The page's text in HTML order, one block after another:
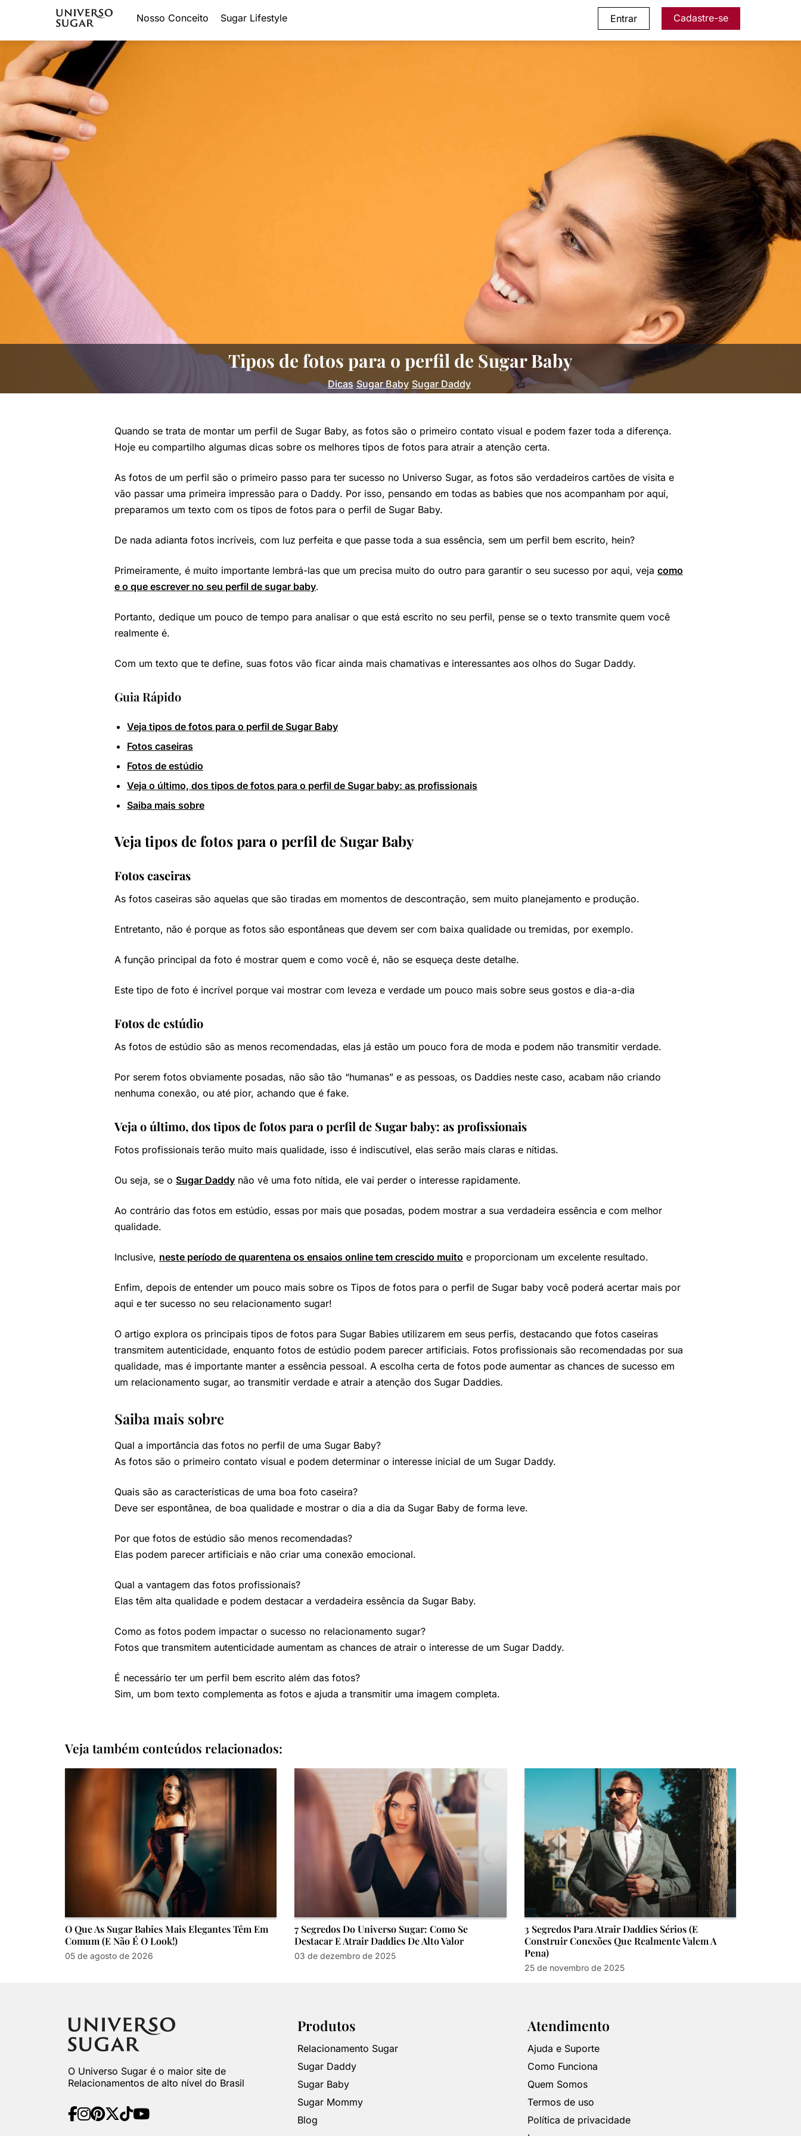
Nosso Conceito Sugar Lifestyle Entrar Cadastre-se
Tipos de fotos para o perfil de Sugar Baby
Dicas Sugar Baby Sugar Daddy
Quando se trata de montar um perfil de Sugar Baby, as fotos são o primeiro contato visual e podem fazer toda a diferença.
Hoje eu compartilho algumas dicas sobre os melhores tipos de fotos para atrair a atenção certa.
As fotos de um perfil são o primeiro passo para ter sucesso no Universo Sugar, as fotos são verdadeiros cartões de visita e
vão passar uma primeira impressão para o Daddy. Por isso, pensando em todas as babies que nos acompanham por aqui,
preparamos um texto com os tipos de fotos para o perfil de Sugar Baby.
De nada adianta fotos incríveis, com luz perfeita e que passe toda a sua essência, sem um perfil bem escrito, hein?
Primeiramente, é muito importante lembrá-las que um precisa muito do outro para garantir o seu sucesso por aqui, veja como
e o que escrever no seu perfil de sugar baby.
Portanto, dedique um pouco de tempo para analisar o que está escrito no seu perfil, pense se o texto transmite quem você
realmente é.
Com um texto que te define, suas fotos vão ficar ainda mais chamativas e interessantes aos olhos do Sugar Daddy.
Guia Rápido
Veja tipos de fotos para o perfil de Sugar Baby
Fotos caseiras
Fotos de estúdio
Veja o último, dos tipos de fotos para o perfil de Sugar baby: as profissionais
Saiba mais sobre
Veja tipos de fotos para o perfil de Sugar Baby
Fotos caseiras
As fotos caseiras são aquelas que são tiradas em momentos de descontração, sem muito planejamento e produção.
Entretanto, não é porque as fotos são espontâneas que devem ser com baixa qualidade ou tremidas, por exemplo.
A função principal da foto é mostrar quem e como você é, não se esqueça deste detalhe.
Este tipo de foto é incrível porque vai mostrar com leveza e verdade um pouco mais sobre seus gostos e dia-a-dia
Fotos de estúdio
As fotos de estúdio são as menos recomendadas, elas já estão um pouco fora de moda e podem não transmitir verdade.
Por serem fotos obviamente posadas, não são tão “humanas” e as pessoas, os Daddies neste caso, acabam não criando
nenhuma conexão, ou até pior, achando que é fake.
Veja o último, dos tipos de fotos para o perfil de Sugar baby: as profissionais
Fotos profissionais terão muito mais qualidade, isso é indiscutível, elas serão mais claras e nítidas.
Ou seja, se o Sugar Daddy não vê uma foto nítida, ele vai perder o interesse rapidamente.
Ao contrário das fotos em estúdio, essas por mais que posadas, podem mostrar a sua verdadeira essência e com melhor
qualidade.
Inclusive, neste período de quarentena os ensaios online tem crescido muito e proporcionam um excelente resultado.
Enfim, depois de entender um pouco mais sobre os Tipos de fotos para o perfil de Sugar baby você poderá acertar mais por
aqui e ter sucesso no seu relacionamento sugar!
O artigo explora os principais tipos de fotos para Sugar Babies utilizarem em seus perfis, destacando que fotos caseiras
transmitem autenticidade, enquanto fotos de estúdio podem parecer artificiais. Fotos profissionais são recomendadas por sua
qualidade, mas é importante manter a essência pessoal. A escolha certa de fotos pode aumentar as chances de sucesso em
um relacionamento sugar, ao transmitir verdade e atrair a atenção dos Sugar Daddies.
Saiba mais sobre
Qual a importância das fotos no perfil de uma Sugar Baby?
As fotos são o primeiro contato visual e podem determinar o interesse inicial de um Sugar Daddy.
Quais são as características de uma boa foto caseira?
Deve ser espontânea, de boa qualidade e mostrar o dia a dia da Sugar Baby de forma leve.
Por que fotos de estúdio são menos recomendadas?
Elas podem parecer artificiais e não criar uma conexão emocional.
Qual a vantagem das fotos profissionais?
Elas têm alta qualidade e podem destacar a verdadeira essência da Sugar Baby.
Como as fotos podem impactar o sucesso no relacionamento sugar?
Fotos que transmitem autenticidade aumentam as chances de atrair o interesse de um Sugar Daddy.
É necessário ter um perfil bem escrito além das fotos?
Sim, um bom texto complementa as fotos e ajuda a transmitir uma imagem completa.
Veja também conteúdos relacionados:
O Que As Sugar Babies Mais Elegantes Têm Em
Comum (e Não É O Look!)
05 de agosto de 2026
7 Segredos Do Universo Sugar: Como Se
Destacar E Atrair Daddies De Alto Valor
03 de dezembro de 2025
3 Segredos Para Atrair Daddies Sérios (E
Construir Conexões Que Realmente Valem A
Pena)
25 de novembro de 2025
O Universo Sugar é o maior site de
Relacionamentos de alto nível do Brasil
Produtos
Relacionamento Sugar
Sugar Daddy
Sugar Baby
Sugar Mommy
Blog
Atendimento
Ajuda e Suporte
Como Funciona
Quem Somos
Termos de uso
Política de privacidade